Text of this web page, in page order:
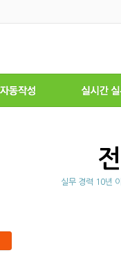
실무 경력 10년